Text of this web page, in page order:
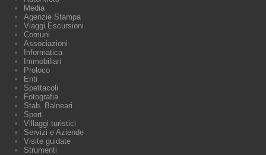
Media
Agenzie Stampa
Viaggi Escursioni
Comuni
Associazioni
Informatica
Immobiliari
Proloco
Enti
Spettacoli
Fotografia
Stab. Balneari
Sport
Villaggi turistici
Servizi e Aziende
Visite guidate
Strumenti